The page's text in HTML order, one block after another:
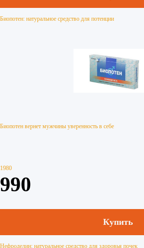
Биопотен: натуральное средство для потенции
Биопотен вернет мужчины уверенность в себе
1980
990
Купить
Нефроделин: натуральное средство для здоровья почек